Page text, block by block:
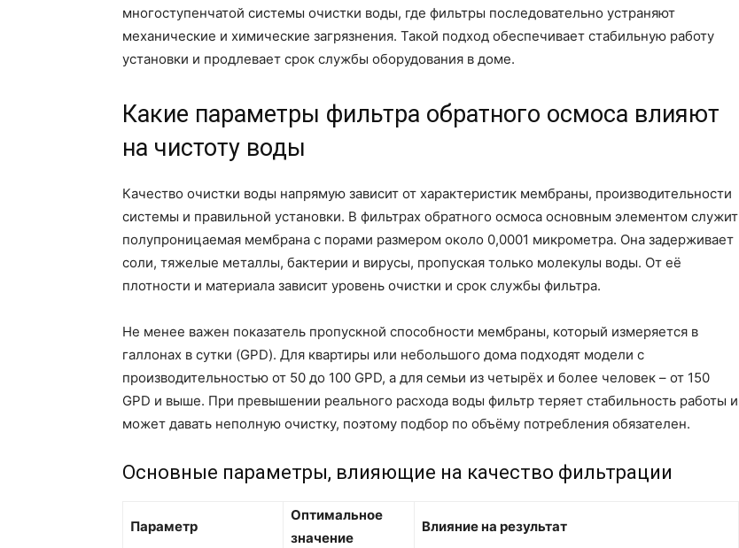
многоступенчатой системы очистки воды, где фильтры последовательно устраняют
механические и химические загрязнения. Такой подход обеспечивает стабильную работу
установки и продлевает срок службы оборудования в доме.
Какие параметры фильтра обратного осмоса влияют
на чистоту воды
Качество очистки воды напрямую зависит от характеристик мембраны, производительности
системы и правильной установки. В фильтрах обратного осмоса основным элементом служит
полупроницаемая мембрана с порами размером около 0,0001 микрометра. Она задерживает
соли, тяжелые металлы, бактерии и вирусы, пропуская только молекулы воды. От её
плотности и материала зависит уровень очистки и срок службы фильтра.
Не менее важен показатель пропускной способности мембраны, который измеряется в
галлонах в сутки (GPD). Для квартиры или небольшого дома подходят модели с
производительностью от 50 до 100 GPD, а для семьи из четырёх и более человек – от 150
GPD и выше. При превышении реального расхода воды фильтр теряет стабильность работы и
может давать неполную очистку, поэтому подбор по объёму потребления обязателен.
Основные параметры, влияющие на качество фильтрации
Параметр
Оптимальное
значение
Влияние на результат